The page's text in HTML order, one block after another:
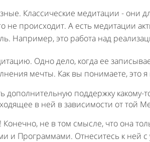
Классические медитации - они
не происходит. А есть медитации
Например, это работа над
Одно дело, когда ее
мечты. Как вы понимаете, это
дополнительную поддержку
в ней в зависимости от той
Конечно, не в том смысле, что она
и Программами. Отнеситесь к ней с